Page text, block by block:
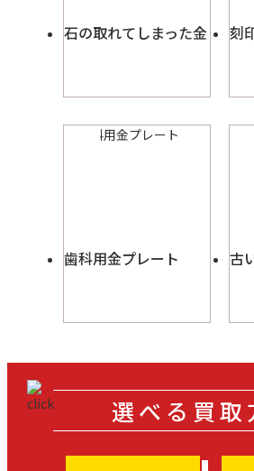
石の取れてしまった金 刻
歯科用金プレート 古
選べる買取